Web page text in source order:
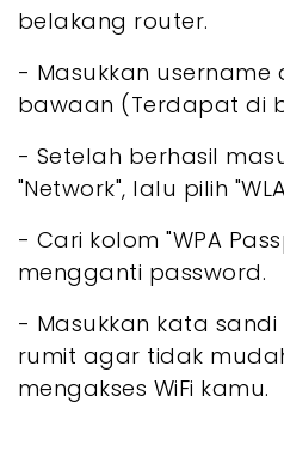
belakang router.
- Masukkan username
bawaan (Terdapat di
- Setelah berhasil
"Network", lalu pilih
- Cari kolom "WPA
mengganti password.
- Masukkan kata
rumit agar tidak
mengakses WiFi kamu.